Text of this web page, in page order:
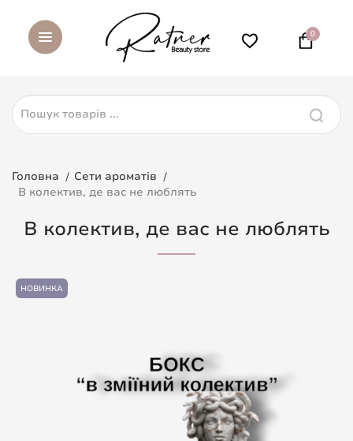
0
Головна
Сети ароматів
В колектив, де вас не люблять
В колектив, де вас не люблять
НОВИНКА